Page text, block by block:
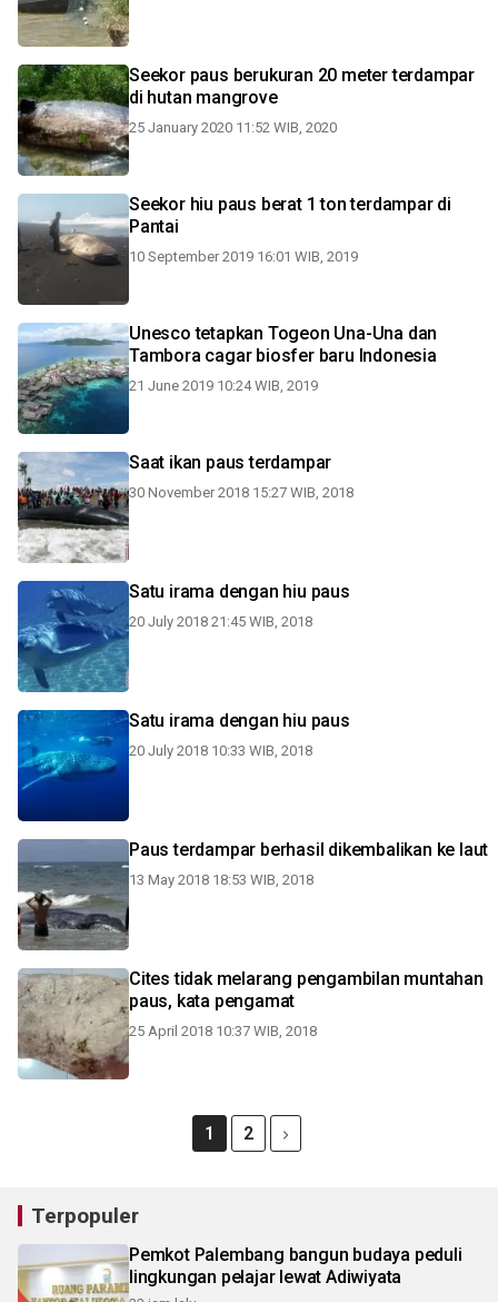
Seekor paus berukuran 20 meter terdampar
di hutan mangrove
25 January 2020 11:52 WIB, 2020
Seekor hiu paus berat 1 ton terdampar di
Pantai
10 September 2019 16:01 WIB, 2019
Unesco tetapkan Togeon Una-Una dan
Tambora cagar biosfer baru Indonesia
21 June 2019 10:24 WIB, 2019
Saat ikan paus terdampar
30 November 2018 15:27 WIB, 2018
Satu irama dengan hiu paus
20 July 2018 21:45 WIB, 2018
Satu irama dengan hiu paus
20 July 2018 10:33 WIB, 2018
Paus terdampar berhasil dikembalikan ke laut
13 May 2018 18:53 WIB, 2018
Cites tidak melarang pengambilan muntahan
paus, kata pengamat
25 April 2018 10:37 WIB, 2018
1 2
Terpopuler
Pemkot Palembang bangun budaya peduli
lingkungan pelajar lewat Adiwiyata